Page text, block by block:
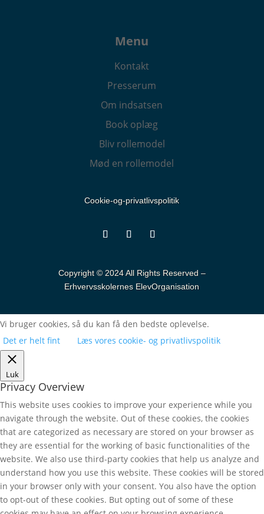
Menu
Kontakt
Presserum
Om indsatsen
Book oplæg
Bliv rollemodel
Mød en rollemodel
Cookie-og-privatlivspolitik
Copyright © 2024 All Rights Reserved –
Erhvervsskolernes ElevOrganisation
Vi bruger cookies, så du kan få den bedste oplevelse.
Det er helt fint
Læs vores cookie- og privatlivspolitik
Luk
Privacy Overview
This website uses cookies to improve your experience while you
navigate through the website. Out of these cookies, the cookies
that are categorized as necessary are stored on your browser as
they are essential for the working of basic functionalities of the
website. We also use third-party cookies that help us analyze and
understand how you use this website. These cookies will be stored
in your browser only with your consent. You also have the option
to opt-out of these cookies. But opting out of some of these